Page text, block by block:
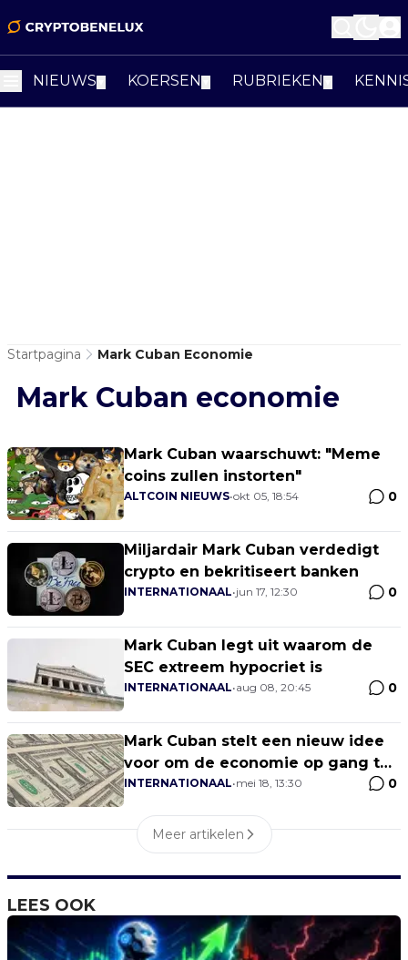
NIEUWS KOERSEN RUBRIEKEN
Startpagina Mark Cuban Economie
Mark Cuban economie
Mark Cuban waarschuwt: "Meme
coins zullen instorten"
ALTCOIN NIEUWS•okt 05, 18:54 0
Miljardair Mark Cuban verdedigt
crypto en bekritiseert banken
INTERNATIONAAL•jun 17, 12:30 0
Mark Cuban legt uit waarom de
SEC extreem hypocriet is
INTERNATIONAAL•aug 08, 20:45 0
Mark Cuban stelt een nieuw idee
voor om de economie op gang te
krijgen
INTERNATIONAAL•mei 18, 13:30 0
Meer artikelen
LEES OOK